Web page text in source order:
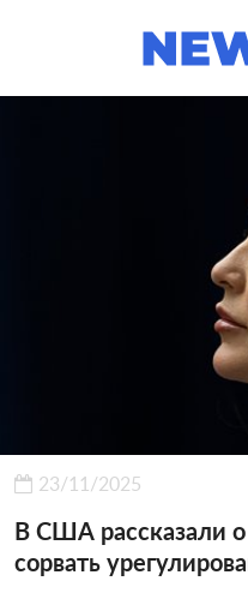
23/11/2025
В США рассказали
сорвать